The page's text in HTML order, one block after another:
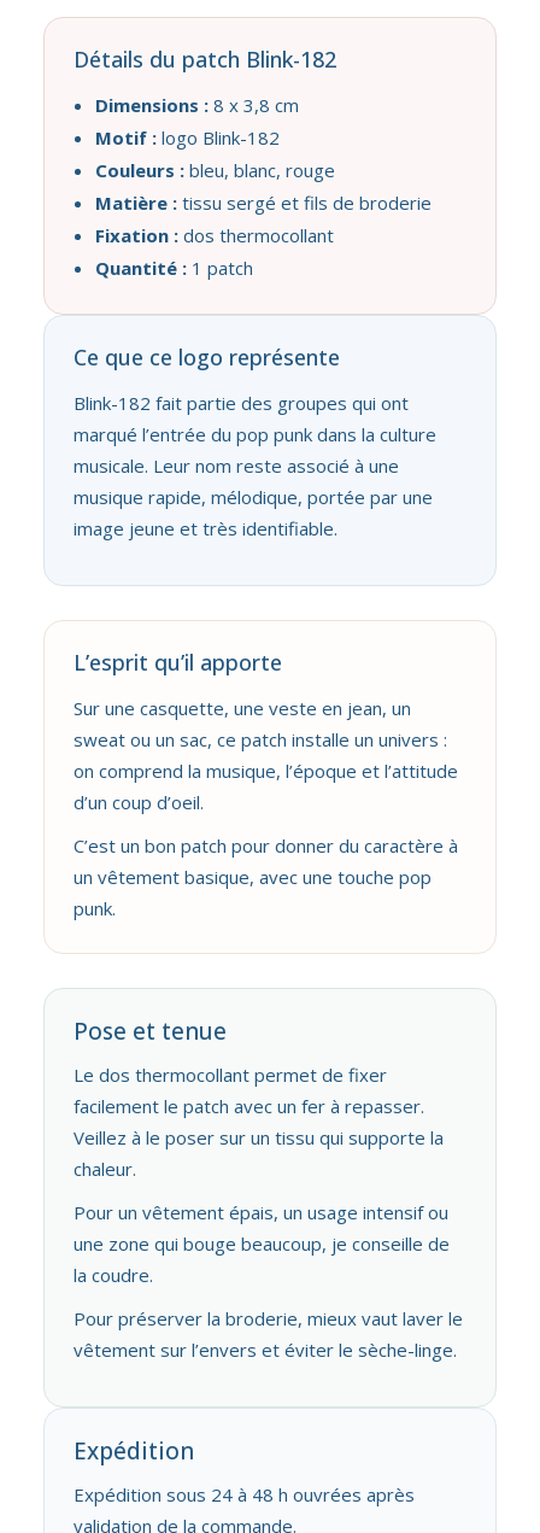
Détails du patch Blink-182
Dimensions : 8 x 3,8 cm
Motif : logo Blink-182
Couleurs : bleu, blanc, rouge
Matière : tissu sergé et fils de broderie
Fixation : dos thermocollant
Quantité : 1 patch
Ce que ce logo représente
Blink-182 fait partie des groupes qui ont
marqué l’entrée du pop punk dans la culture
musicale. Leur nom reste associé à une
musique rapide, mélodique, portée par une
image jeune et très identifiable.
L’esprit qu’il apporte
Sur une casquette, une veste en jean, un
sweat ou un sac, ce patch installe un univers :
on comprend la musique, l’époque et l’attitude
d’un coup d’oeil.
C’est un bon patch pour donner du caractère à
un vêtement basique, avec une touche pop
punk.
Pose et tenue
Le dos thermocollant permet de fixer
facilement le patch avec un fer à repasser.
Veillez à le poser sur un tissu qui supporte la
chaleur.
Pour un vêtement épais, un usage intensif ou
une zone qui bouge beaucoup, je conseille de
la coudre.
Pour préserver la broderie, mieux vaut laver le
vêtement sur l’envers et éviter le sèche-linge.
Expédition
Expédition sous 24 à 48 h ouvrées après
validation de la commande.